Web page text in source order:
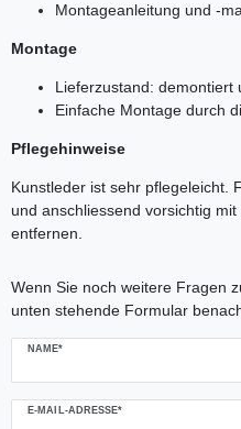
Montageanleitung und -
Montage
Lieferzustand: demontiert
Einfache Montage durch
Pflegehinweise
Kunstleder ist sehr pflegeleicht.
und anschliessend vorsichtig
entfernen.
Wenn Sie noch weitere Fragen
unten stehende Formular
NAME*
E-MAIL-ADRESSE*